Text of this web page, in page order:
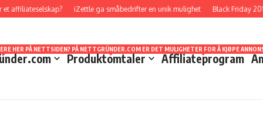
affiliateselskap? iZettle ga småbedrifter en unik mulighet Black Friday
LÆRT MYE I LØPET AV DE ÅRENE JEG HAR HOLDT PÅ. DET ER MULIG Å STARTE
Produktomtaler
JEG VELGER Å KALLE SVINDELFORSØK/SCAM DA DETTE ER NOE SOM KAN LURE
Affiliateprogram
SEG TIL NÅR DET GJELDER STATISTIKKER OG
HER PÅ NETTSIDEN? PÅ NETTGRÜNDER.COM ER DET MULIGHETER FOR Å KJØPE